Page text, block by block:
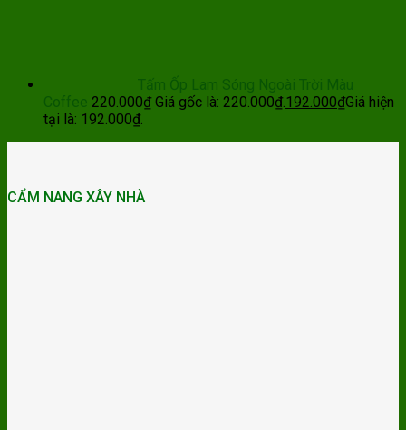
Tấm Ốp Lam Sóng Ngoài Trời Màu
Coffee 220.000₫ Giá gốc là: 220.000₫.192.000₫Giá hiện
tại là: 192.000₫.
CẨM NANG XÂY NHÀ